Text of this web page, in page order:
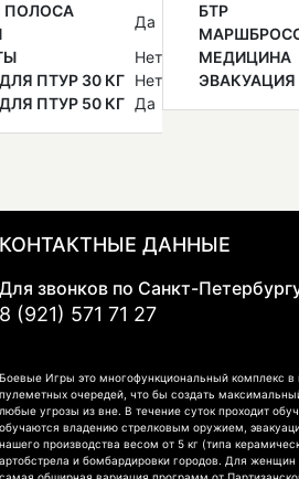
ПОЛОСА
Да
Нет
ПТУР 30 КГ Нет
ПТУР 50 КГ Да
БТР
МЕДИЦИНА
ЭВАКУАЦИЯ
КОНТАКТНЫЕ ДАННЫЕ
Для звонков по Санкт-
8 (921) 571 71 27
Боевые Игры это многофункциональный комплекс в
пулеметных очередей, что бы создать
любые угрозы из вне. В течение суток проходит
обучаются владению стрелковым оружием,
нашего производства весом от 5 кг (типа
артобстрела и бомбардировки городов. Для